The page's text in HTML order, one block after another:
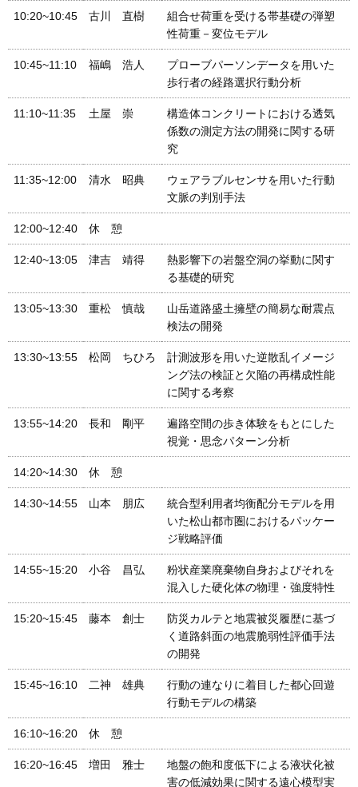
10:20~10:45 古川 直樹
組合せ荷重を受ける帯基礎の弾塑
性荷重－変位モデル
10:45~11:10 福嶋 浩人
プローブパーソンデータを用いた
歩行者の経路選択行動分析
11:10~11:35 土屋 崇
構造体コンクリートにおける透気
係数の測定方法の開発に関する研
究
11:35~12:00 清水 昭典
ウェアラブルセンサを用いた行動
文脈の判別手法
12:00~12:40 休 憩
12:40~13:05 津吉 靖得
熱影響下の岩盤空洞の挙動に関す
る基礎的研究
13:05~13:30 重松 慎哉
山岳道路盛土擁壁の簡易な耐震点
検法の開発
13:30~13:55 松岡 ちひろ
計測波形を用いた逆散乱イメージ
ング法の検証と欠陥の再構成性能
に関する考察
13:55~14:20 長和 剛平
遍路空間の歩き体験をもとにした
視覚・思念パターン分析
14:20~14:30 休 憩
14:30~14:55 山本 朋広
統合型利用者均衡配分モデルを用
いた松山都市圏におけるパッケー
ジ戦略評価
14:55~15:20 小谷 昌弘
粉状産業廃棄物自身およびそれを
混入した硬化体の物理・強度特性
15:20~15:45 藤本 創士
防災カルテと地震被災履歴に基づ
く道路斜面の地震脆弱性評価手法
の開発
15:45~16:10 二神 雄典
行動の連なりに着目した都心回遊
行動モデルの構築
16:10~16:20 休 憩
16:20~16:45 増田 雅士
地盤の飽和度低下による液状化被
害の低減効果に関する遠心模型実